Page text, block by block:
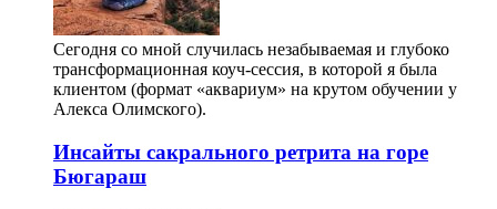
Сегодня со мной случилась незабываемая и глубоко
трансформационная коуч-сессия, в которой я была
клиентом (формат «аквариум» на крутом обучении у
Алекса Олимского).
Инсайты сакрального ретрита на горе
Бюгараш